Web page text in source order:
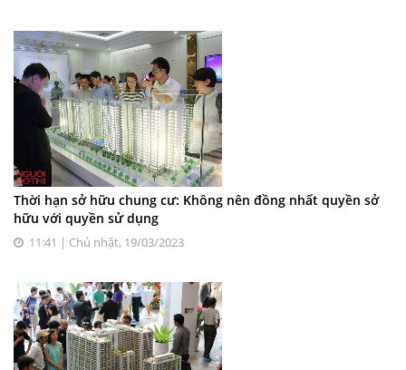
Thời hạn sở hữu chung cư: Không nên đồng nhất quyền sở
hữu với quyền sử dụng
11:41 | Chủ nhật, 19/03/2023